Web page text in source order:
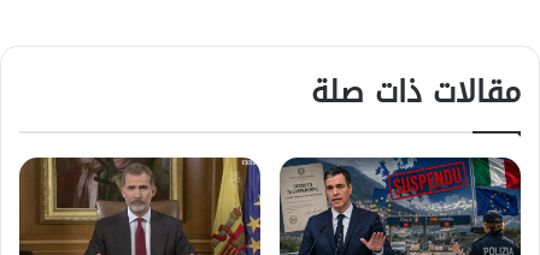
مقالات ذات صلة